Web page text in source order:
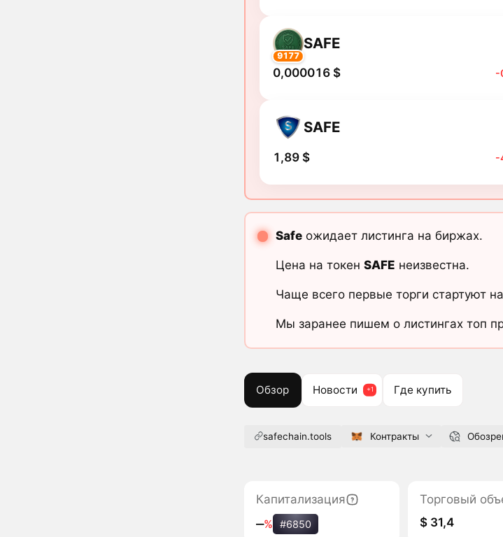
9177
SAFE
0,000016 $ -
SAFE
1,89 $ -
Safeожидает листинга на биржах.
Цена на токен SAFE неизвестна.
Чаще всего первые торги стартуют
Мы заранее пишем о листингах топ
Обзор Новости Где купить
safechain.tools Контракты
Капитализация
‒% #6850
Торговый
$ 31,4